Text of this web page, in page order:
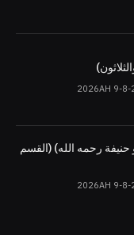
حنيفة رحمه الله) (القسم